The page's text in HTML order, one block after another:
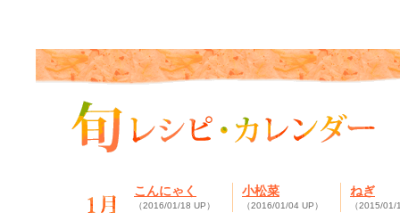
こんにゃく
（2016/01/18 UP）
小松菜
（2016/01/04 UP）
ねぎ
（2015/01/